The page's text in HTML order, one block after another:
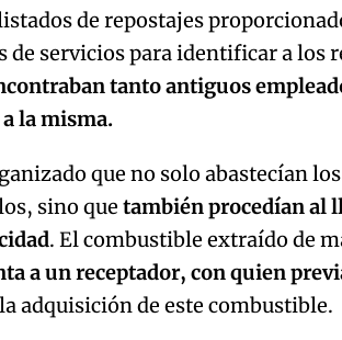
de repostajes
de servicios para identificar a los
tanto antiguos
la misma.
que no solo abastecían
sino quetambién procedían al
. El combustible extraído de
a un receptador, con quien
adquisición de este combustible.